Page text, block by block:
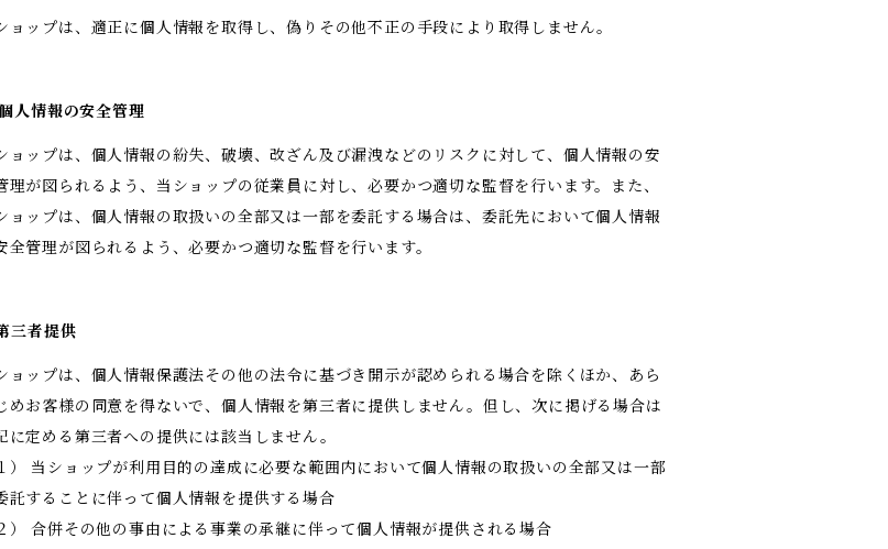
ョップは、適正に個人情報を取得し、偽りその他不正の手段により取得しません。
人情報の安全管理
ョップは、個人情報の紛失、破壊、改ざん及び漏洩などのリスクに対して、個人情報の安
理が図られるよう、当ショップの従業員に対し、必要かつ適切な監督を行います。また、
ョップは、個人情報の取扱いの全部又は一部を委託する場合は、委託先において個人情報
全管理が図られるよう、必要かつ適切な監督を行います。
三者提供
ョップは、個人情報保護法その他の法令に基づき開示が認められる場合を除くほか、あら
めお客様の同意を得ないで、個人情報を第三者に提供しません。但し、次に掲げる場合は
に定める第三者への提供には該当しません。
） 当ショップが利用目的の達成に必要な範囲内において個人情報の取扱いの全部又は一部
託することに伴って個人情報を提供する場合
） 合併その他の事由による事業の承継に伴って個人情報が提供される場合